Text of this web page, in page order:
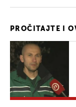
PROČITAJTE I